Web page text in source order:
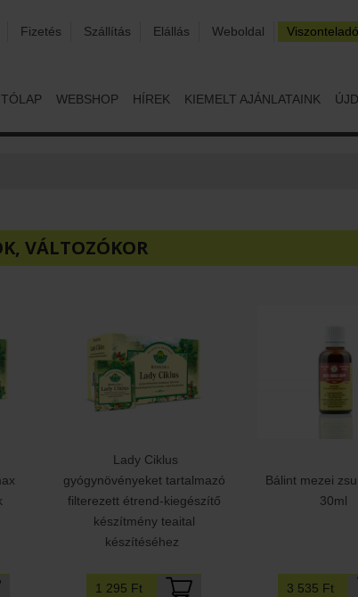
Fizetés Szállítás Elállás Weboldal
WEBSHOP HÍREK KIEMELT AJÁNLATAINK
VÁLTOZÓKOR
Lady Ciklus
gyógynövényeket tartalmazó
filterezett étrend-kiegészítő
készítmény teaital
készítéséhez
1 295 Ft
Bálint mezei
30ml
3 535 Ft